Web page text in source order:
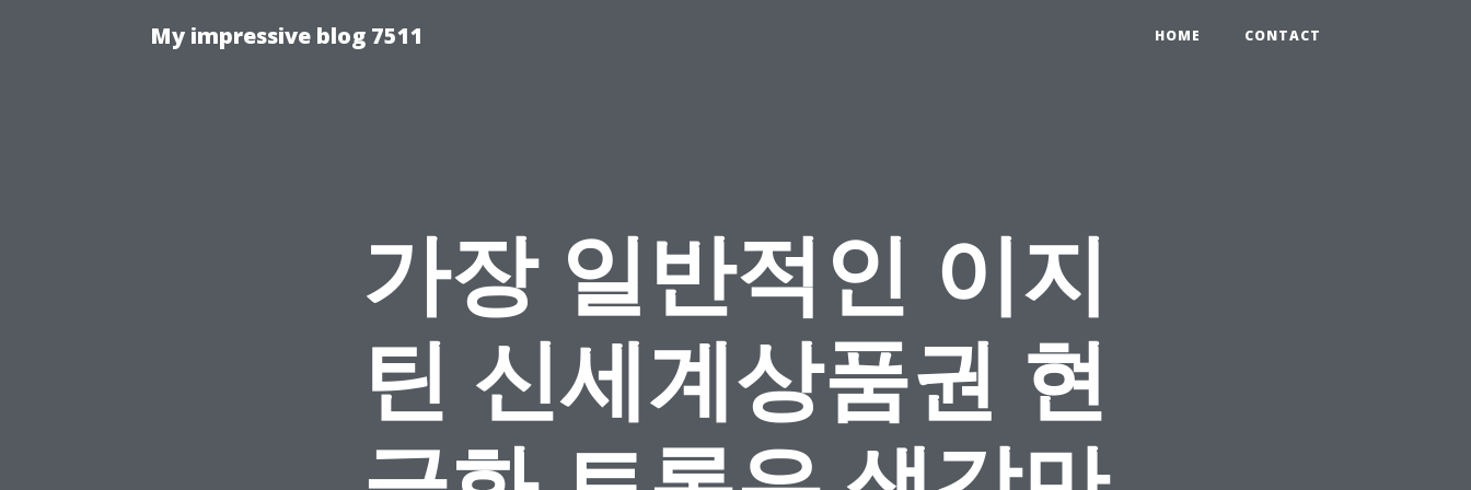
My impressive blog 7511 HOME CONTACT
가장 일반적인 이지
틴 신세계상품권 현